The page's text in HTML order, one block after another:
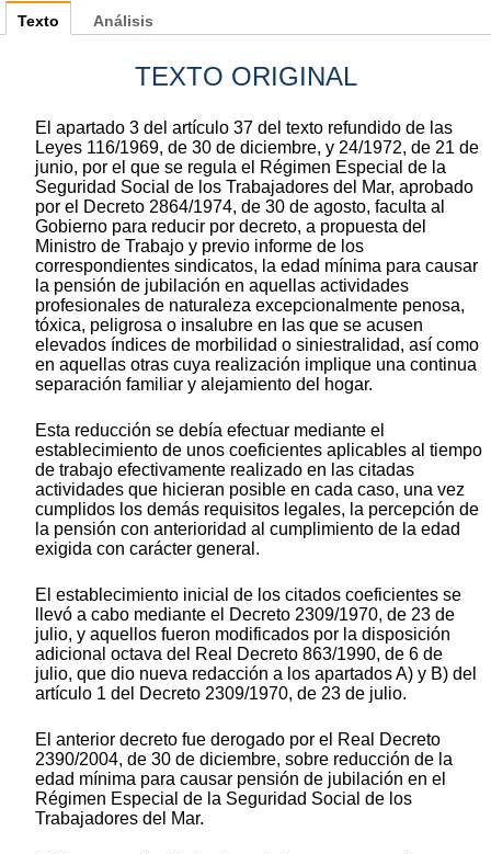
Texto
TEXTO ORIGINAL
El apartado 3 del artículo 37 del texto refundido de las
Leyes 116/1969, de 30 de diciembre, y 24/1972, de 21 de
junio, por el que se regula el Régimen Especial de la
Seguridad Social de los Trabajadores del Mar, aprobado
por el Decreto 2864/1974, de 30 de agosto, faculta al
Gobierno para reducir por decreto, a propuesta del
Ministro de Trabajo y previo informe de los
correspondientes sindicatos, la edad mínima para causar
la pensión de jubilación en aquellas actividades
profesionales de naturaleza excepcionalmente penosa,
tóxica, peligrosa o insalubre en las que se acusen
elevados índices de morbilidad o siniestralidad, así como
en aquellas otras cuya realización implique una continua
separación familiar y alejamiento del hogar.
Esta reducción se debía efectuar mediante el
establecimiento de unos coeficientes aplicables al tiempo
de trabajo efectivamente realizado en las citadas
actividades que hicieran posible en cada caso, una vez
cumplidos los demás requisitos legales, la percepción de
la pensión con anterioridad al cumplimiento de la edad
exigida con carácter general.
El establecimiento inicial de los citados coeficientes se
llevó a cabo mediante el Decreto 2309/1970, de 23 de
julio, y aquellos fueron modificados por la disposición
adicional octava del Real Decreto 863/1990, de 6 de
julio, que dio nueva redacción a los apartados A) y B) del
artículo 1 del Decreto 2309/1970, de 23 de julio.
El anterior decreto fue derogado por el Real Decreto
2390/2004, de 30 de diciembre, sobre reducción de la
edad mínima para causar pensión de jubilación en el
Régimen Especial de la Seguridad Social de los
Trabajadores del Mar.
Análisis